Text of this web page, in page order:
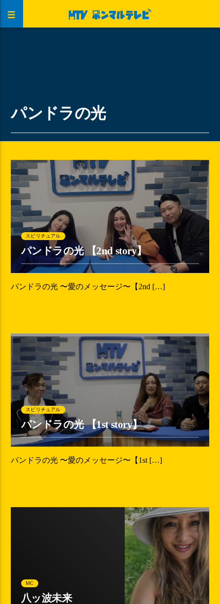
パンドラの光
スピリチュアル
パンドラの光 【2nd story】
パンドラの光 〜愛のメッセージ〜【2nd […]
スピリチュアル
パンドラの光 【1st story】
パンドラの光 〜愛のメッセージ〜【1st […]
MC
八ッ波未来